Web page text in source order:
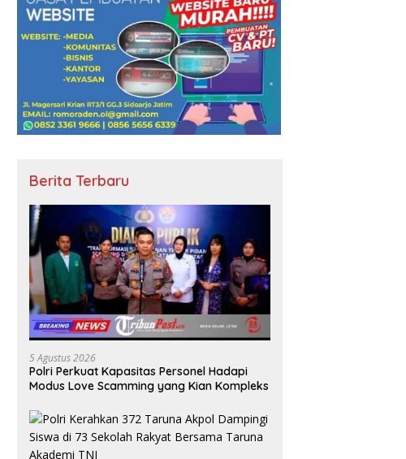
Berita Terbaru
5 Agustus 2026
Polri Perkuat Kapasitas Personel Hadapi
Modus Love Scamming yang Kian Kompleks